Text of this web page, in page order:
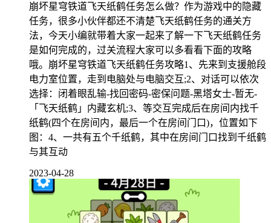
崩坏星穹铁道飞天纸鹤任务怎么做？作为游戏中的隐藏
任务，很多小伙伴都还不清楚飞天纸鹤任务的通关方
法，今天小编就带着大家一起来了解一下飞天纸鹤任务
是如何完成的，过关流程大家可以多看看下面的攻略
哦。崩坏星穹铁道飞天纸鹤任务攻略1、先来到支援舱段
电力室位置，走到电脑处与电脑交互;2、对话可以依次
选择：闭着眼乱输-找回密码-密保问题-黑塔女士-暂无-
「飞天纸鹤」内藏玄机;3、等交互完成后在房间内找千
纸鹤(四个在房间内，最后一个在房间门口)，位置如下
图：4、一共有五个千纸鹤，其中在房间门口找到千纸鹤
与其互动
2023-04-28